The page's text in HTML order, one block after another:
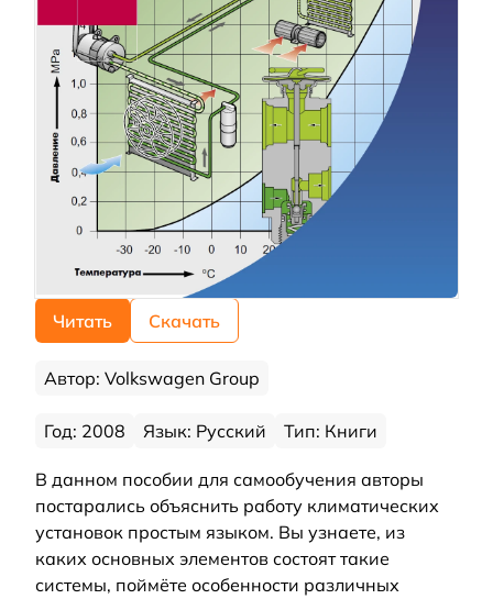
Читать Скачать
Автор: Volkswagen Group
Год: 2008 Язык: Русский Тип: Книги
В данном пособии для самообучения авторы
постарались объяснить работу климатических
установок простым языком. Вы узнаете, из
каких основных элементов состоят такие
системы, поймёте особенности различных